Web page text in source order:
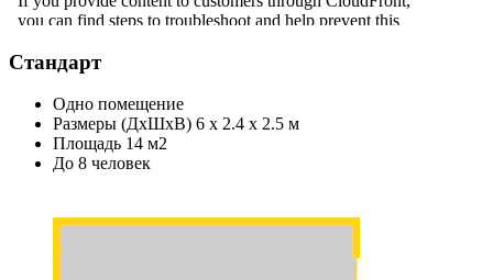
Стандарт
Одно помещение
Размеры (ДхШхВ) 6 х 2.4 х 2.5 м
Площадь 14 м2
До 8 человек